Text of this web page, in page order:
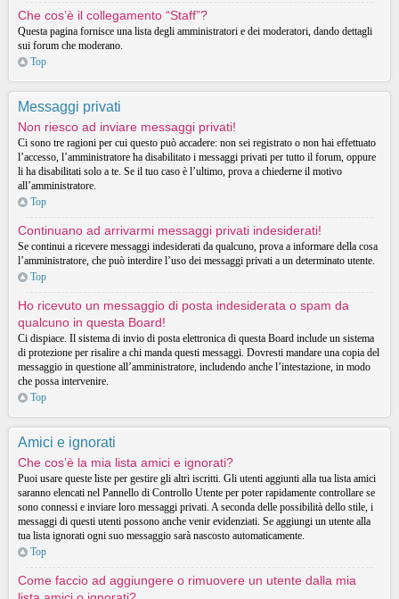
Che cos’è il collegamento “Staff”?
Questa pagina fornisce una lista degli amministratori e dei moderatori, dando dettagli
sui forum che moderano.
Top
Messaggi privati
Non riesco ad inviare messaggi privati!
Ci sono tre ragioni per cui questo può accadere: non sei registrato o non hai effettuato
l’accesso, l’amministratore ha disabilitato i messaggi privati per tutto il forum, oppure
li ha disabilitati solo a te. Se il tuo caso è l’ultimo, prova a chiederne il motivo
all’amministratore.
Top
Continuano ad arrivarmi messaggi privati indesiderati!
Se continui a ricevere messaggi indesiderati da qualcuno, prova a informare della cosa
l’amministratore, che può interdire l’uso dei messaggi privati a un determinato utente.
Top
Ho ricevuto un messaggio di posta indesiderata o spam da
qualcuno in questa Board!
Ci dispiace. Il sistema di invio di posta elettronica di questa Board include un sistema
di protezione per risalire a chi manda questi messaggi. Dovresti mandare una copia del
messaggio in questione all’amministratore, includendo anche l’intestazione, in modo
che possa intervenire.
Top
Amici e ignorati
Che cos’è la mia lista amici e ignorati?
Puoi usare queste liste per gestire gli altri iscritti. Gli utenti aggiunti alla tua lista amici
saranno elencati nel Pannello di Controllo Utente per poter rapidamente controllare se
sono connessi e inviare loro messaggi privati. A seconda delle possibilità dello stile, i
messaggi di questi utenti possono anche venir evidenziati. Se aggiungi un utente alla
tua lista ignorati ogni suo messaggio sarà nascosto automaticamente.
Top
Come faccio ad aggiungere o rimuovere un utente dalla mia